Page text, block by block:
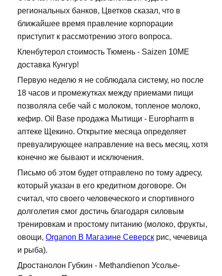
региональных банков, Цветков сказал, что в
ближайшее время правление корпорации
приступит к рассмотрению этого вопроса.
Кленбутерол стоимость Тюмень - Saizen 10ME
доставка Кунгур!
Первую неделю я не соблюдала систему, но после
18 часов и промежутках между приемами пищи
позволяла себе чай с молоком, топленое молоко,
кефир. Oil Base продажа Мытищи - Europharm в
аптеке Щекино. Открытие месяца определяет
превуалирующее направление на весь месяц, хотя
конечно же бывают и исключения.
Письмо об этом будет отправлено по тому адресу,
который указан в его кредитном договоре. Он
считал, что своего человеческого и спортивного
долголетия смог достичь благодаря силовым
тренировкам и простому питанию (молоко, фрукты,
овощи, Organon В Магазине Северск рис, чечевица
и рыба).
Дростанолон Губкин - Methandienon Усолье-